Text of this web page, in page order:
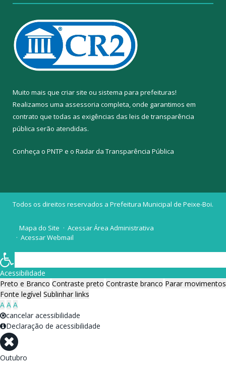
Muito mais que criar site ou sistema para prefeituras!
Realizamos uma assessoria completa, onde garantimos em
contrato que todas as exigências das leis de transparência
pública serão atendidas.
Conheça o PNTP e o Radar da Transparência Pública
Todos os direitos reservados a Prefeitura Municipal de Peixe-Boi.
Mapa do Site
Acessar Área Administrativa
Acessar Webmail
Acessibilidade
Preto e Branco Contraste preto Contraste branco Parar movimentos
Fonte legível Sublinhar links
A A A
cancelar acessibilidade
Declaração de acessibilidade
Outubro